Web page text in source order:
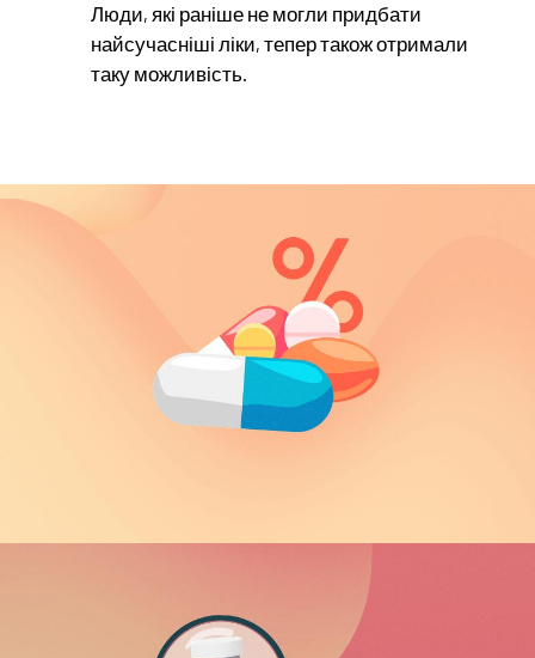
Люди, які раніше не могли придбати
найсучасніші ліки, тепер також отримали
таку можливість.